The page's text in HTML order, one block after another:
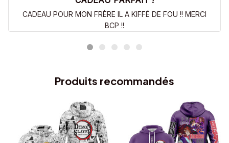
CADEAU POUR MON FRÈRE IL A KIFFÉ DE FOU !! MERCI
BCP !!
Produits recommandés